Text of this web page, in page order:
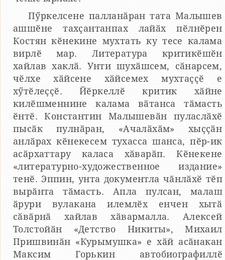
Пӳркелсене палланӑран тата Малышев
ашшӗне тахҫантанпах лайӑх пӗлнӗрен
Костян кӗнекине мухтать ку тесе калама
вирлӗ мар. Литература критикӗшӗн
хайлав хаклӑ. Унти шухӑшсем, сӑнарсем,
чӗлхе хӑйсене хӑйсемех мухтаҫҫӗ е
хӳтӗлеҫҫӗ. Йӗркеллӗ критик хӑйне
килӗшменнине калама вӑтанса тӑмасть
ӗнтӗ. Константин Малышевӑн пуласлӑхӗ
пысӑк пулнӑран, «Ачалӑхӑм» хыҫҫӑн
анлӑрах кӗнекесем тухасса шанса, пӗр-ик
асӑрхаттару каласа хӑварӑп. Кӗнекене
«литературно-художественное издание»
тенӗ. Эппин, унта документла чӑнлӑхӗ тӗп
вырӑнта тӑмасть. Апла пулсан, малаш
ӑрури вулакана илемлӗх енчен хытӑ
сӑвӑрнӑ хайлав хӑвармалла. Алексей
Толстойӑн «Детство Никиты», Михаил
Пришвинӑн «Курымушка» е хӑй асӑнакан
Максим Горькин автобиографиллӗ